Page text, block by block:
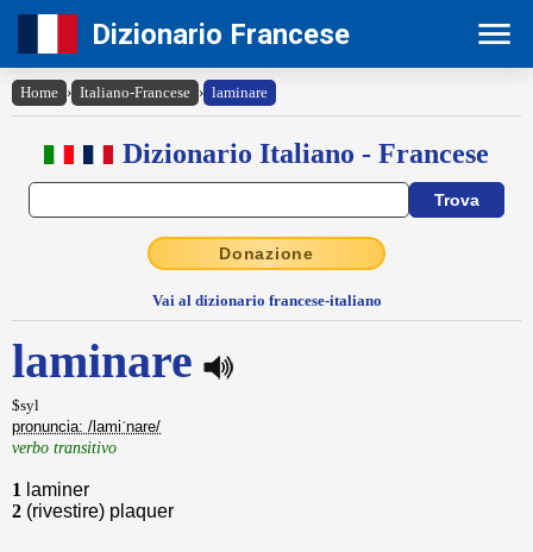
Dizionario Francese
Home › Italiano-Francese › laminare
Dizionario Italiano - Francese
Donazione
Vai al dizionario francese-italiano
laminare
$syl
pronuncia: /lamiˈnare/
verbo transitivo
1 laminer
2 (rivestire) plaquer